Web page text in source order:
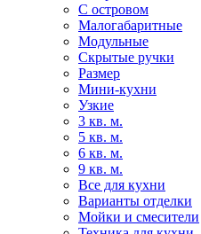
С островом
Малогабаритные
Модульные
Скрытые ручки
Размер
Мини-кухни
Узкие
3 кв. м.
5 кв. м.
6 кв. м.
9 кв. м.
Все для кухни
Варианты отделки
Мойки и смесители